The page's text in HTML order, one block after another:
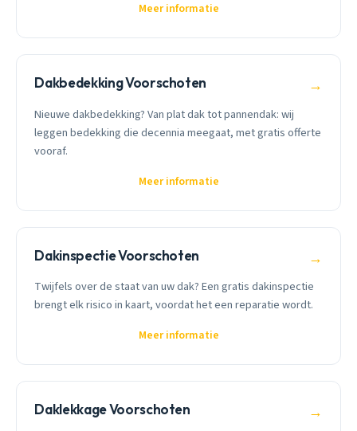
Meer informatie
Dakbedekking Voorschoten →
Nieuwe dakbedekking? Van plat dak tot pannendak: wij
leggen bedekking die decennia meegaat, met gratis offerte
vooraf.
Meer informatie
Dakinspectie Voorschoten →
Twijfels over de staat van uw dak? Een gratis dakinspectie
brengt elk risico in kaart, voordat het een reparatie wordt.
Meer informatie
Daklekkage Voorschoten →